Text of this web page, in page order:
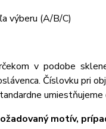
výberu (A/B/C)
v podobe
Číslovku pri
umiestňujeme
motív,